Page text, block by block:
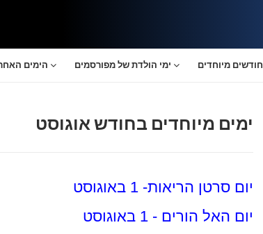
הימים ימי הולדת של מפורסמים חודשים מיוחדים
ימים מיוחדים בחודש אוגוסט
יום סרטן הריאות- 1 באוגוסט
יום האל הורים - 1 באוגוסט